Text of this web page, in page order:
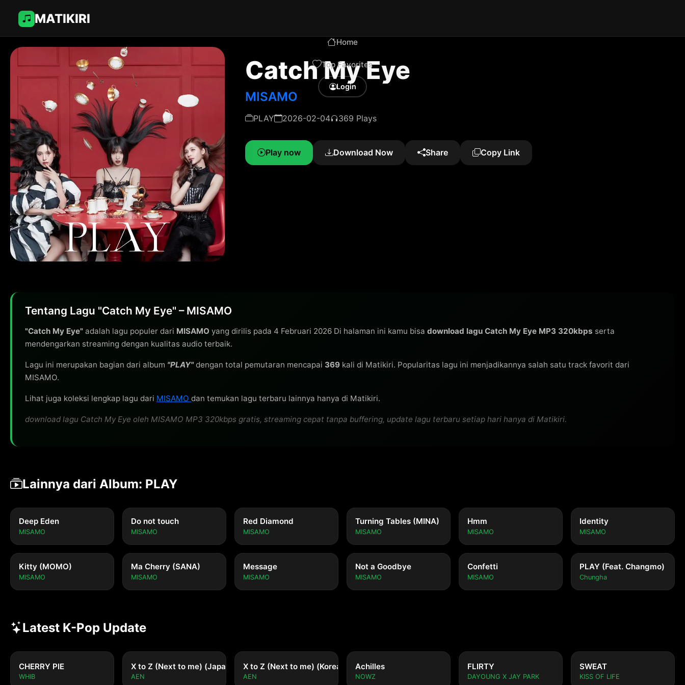
MATIKIRI
Home
Top Favorites
Login
Catch My Eye
MISAMO
PLAY 2026-02-04 369 Plays
Play now Download Now Share Copy Link
Tentang Lagu "Catch My Eye" – MISAMO
"Catch My Eye" adalah lagu populer dari MISAMO yang dirilis pada 4 Februari 2026 Di halaman ini kamu bisa download lagu Catch My Eye MP3 320kbps serta
mendengarkan streaming dengan kualitas audio terbaik.
Lagu ini merupakan bagian dari album "PLAY"dengan total pemutaran mencapai 369 kali di Matikiri. Popularitas lagu ini menjadikannya salah satu track favorit dari
MISAMO.
Lihat juga koleksi lengkap lagu dari MISAMO dan temukan lagu terbaru lainnya hanya di Matikiri.
download lagu Catch My Eye oleh MISAMO MP3 320kbps gratis, streaming cepat tanpa buffering, update lagu terbaru setiap hari hanya di Matikiri.
Lainnya dari Album: PLAY
Deep Eden
MISAMO
Do not touch
MISAMO
Red Diamond
MISAMO
Turning Tables (MINA)
MISAMO
Hmm
MISAMO
Identity
MISAMO
Kitty (MOMO)
MISAMO
Ma Cherry (SANA)
MISAMO
Message
MISAMO
Not a Goodbye
MISAMO
Confetti
MISAMO
PLAY (Feat. Changmo)
Chungha
Latest K-Pop Update
CHERRY PIE
WHIB
X to Z (Next to me) (Japanese ver.)
AEN
X to Z (Next to me) (Korean ver.)
AEN
Achilles
NOWZ
FLIRTY
DAYOUNG X JAY PARK
SWEAT
KISS OF LIFE